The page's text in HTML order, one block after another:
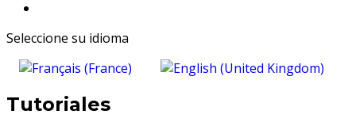
Seleccione su idioma
Tutoriales